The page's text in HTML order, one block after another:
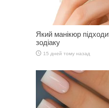
Який манікюр
зодіаку
15 дней тому назад